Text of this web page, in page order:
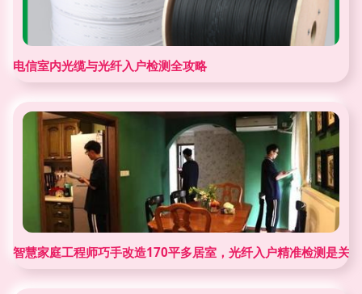
电信室内光缆与光纤入户检测全攻略
智慧家庭工程师巧手改造170平多居室，光纤入户精准检测是关键